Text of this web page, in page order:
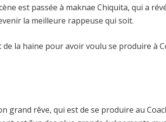
est passée à maknae Chiquita, qui a
la meilleure rappeuse qui soit.
grand rêve, qui est de se produire au